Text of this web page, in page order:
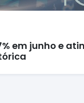
em junho e